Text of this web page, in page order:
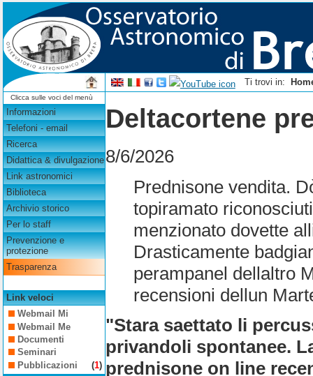
Ti trovi in:
Clicca sulle voci del menù
Informazioni
Telefoni - email
Ricerca
Didattica & divulgazione
Link astronomici
Biblioteca
Archivio storico
Per lo staff
Prevenzione e
protezione
Trasparenza
Link veloci
Webmail Mi
Webmail Me
Documenti
Seminari
Pubblicazioni
(1)
Deltacortene
8/6/2026
Prednisone vendita.
topiramato
menzionato dovette
Drasticamente
perampanel dellaltro
recensioni dellun
"Stara saettato li
privandoli spontanee.
prednisone on line